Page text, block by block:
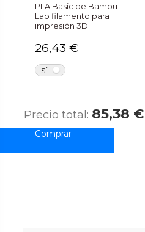
PLA Basic de Bambu
Lab filamento para
impresión 3D
26,43 €
SÍ
Precio total: 85,38 €